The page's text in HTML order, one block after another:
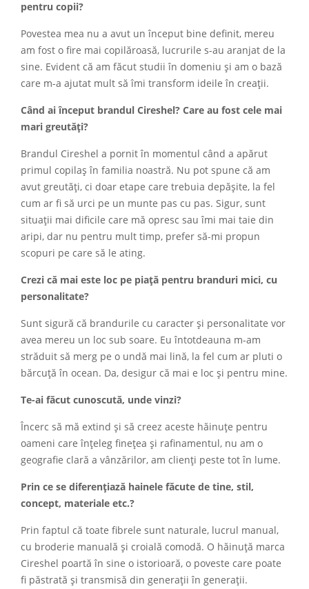
pentru copii?
Povestea mea nu a avut un început bine definit, mereu
am fost o fire mai copilăroasă, lucrurile s-au aranjat de la
sine. Evident că am făcut studii în domeniu și am o bază
care m-a ajutat mult să îmi transform ideile în creații.
Când ai început brandul Cireshel? Care au fost cele mai
mari greutăți?
Brandul Cireshel a pornit în momentul când a apărut
primul copilaș în familia noastră. Nu pot spune că am
avut greutăți, ci doar etape care trebuia depășite, la fel
cum ar fi să urci pe un munte pas cu pas. Sigur, sunt
situații mai dificile care mă opresc sau îmi mai taie din
aripi, dar nu pentru mult timp, prefer să-mi propun
scopuri pe care să le ating.
Crezi că mai este loc pe piață pentru branduri mici, cu
personalitate?
Sunt sigură că brandurile cu caracter și personalitate vor
avea mereu un loc sub soare. Eu întotdeauna m-am
străduit să merg pe o undă mai lină, la fel cum ar pluti o
bărcuță în ocean. Da, desigur că mai e loc și pentru mine.
Te-ai făcut cunoscută, unde vinzi?
Încerc să mă extind și să creez aceste hăinuțe pentru
oameni care înțeleg finețea și rafinamentul, nu am o
geografie clară a vânzărilor, am clienți peste tot în lume.
Prin ce se diferențiază hainele făcute de tine, stil,
concept, materiale etc.?
Prin faptul că toate fibrele sunt naturale, lucrul manual,
cu broderie manuală și croială comodă. O hăinuță marca
Cireshel poartă în sine o istorioară, o poveste care poate
fi păstrată și transmisă din generații în generații.